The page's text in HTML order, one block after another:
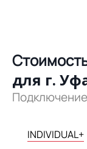
для г.
INDIVIDUAL+